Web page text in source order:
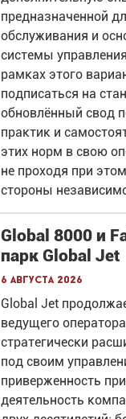
предназначенной
обслуживания и
системы
рамках этого
подписаться на
обновлённый свод
практик и
этих норм в свою
не проходя при
стороны
Global 8000 и
парк Global Jet
6 августа 2026
Global Jet
ведущего
стратегически
под своим
приверженность
деятельность